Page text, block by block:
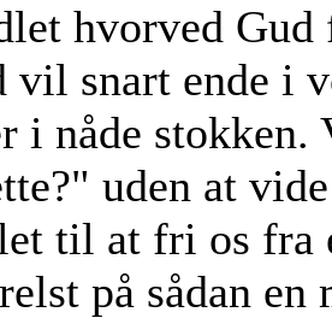
hvorved Gud
snart ende i
i nåde
uden at
til at fri os fra
på sådan en